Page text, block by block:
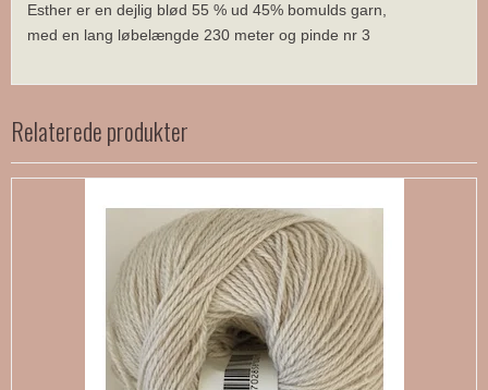
Esther er en dejlig blød 55 % ud 45% bomulds garn,
med en lang løbelængde 230 meter og pinde nr 3
Relaterede produkter